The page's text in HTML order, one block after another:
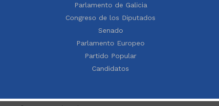
Parlamento de Galicia
Congreso de los Diputados
Senado
Parlamento Europeo
Partido Popular
Candidatos